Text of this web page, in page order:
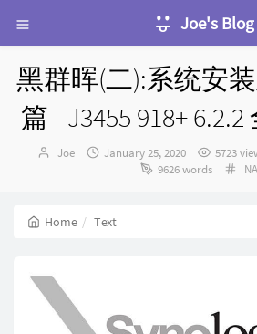
Joe's Blog
黑群晖(二):系统安
篇 - J3455 918+
Author：
Joe
发
January 25, 2020 5723
9626 words
Home Text